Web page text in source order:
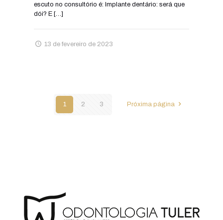
escuto no consultório é: Implante dentário: será que
dói? E […]
13 de fevereiro de 2023
1 2 3 Próxima página